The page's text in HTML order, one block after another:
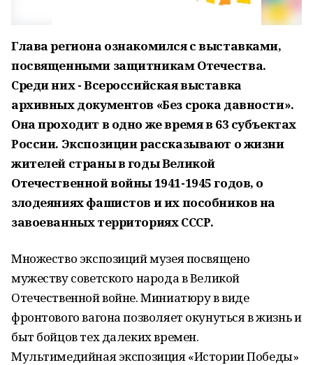
Глава региона ознакомился с выставками,
посвященными защитникам Отечества.
Среди них - Всероссийская выставка
архивных документов «Без срока давности».
Она проходит в одно же время в 63 субъектах
России. Экспозиции рассказывают о жизни
жителей страны в годы Великой
Отечественной войны 1941-1945 годов, о
злодеяниях фашистов и их пособников на
завоеванных территориях СССР.
Множество экспозиций музея посвящено
мужеству советского народа в Великой
Отечественной войне. Миниатюру в виде
фронтового вагона позволяет окунуться в жизнь и
быт бойцов тех далеких времен.
Мультимедийная экспозиция «Истории Победы»